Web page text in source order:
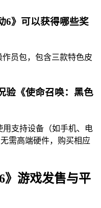
6》可以获得哪些奖
作员包，包含三款特色皮
验《使命召唤：黑色
支持设备（如手机、电
需高端硬件，购买相应
》游戏发售与平